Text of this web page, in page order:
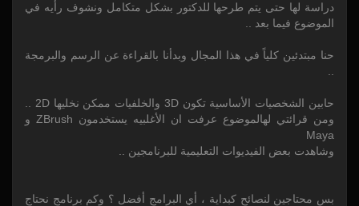
دراسة لها حتى يتم طرحها للدكتور بشكل متكامل ونشوف رأيه في
الموضوع فيما بعد ..
حنا مبتدئين كلياً في هذا المجال وبدأنا بالقراءة عن الرسم والبرمجة
ومن قرائتي لهالموضوع عرفت ان الأغلبيه يستخدمون ZBrush و
Maya
وشاهدت بعض الفيديوات التعليمية للبرنامجين ..
بس محتاجين لنصائح كبداية ، أي البرامج أفضل ؟ وكم برنامج نحتاج